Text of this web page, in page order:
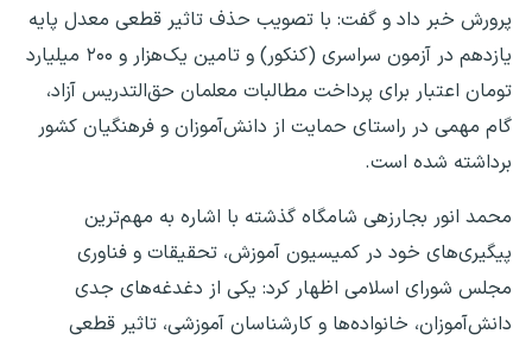
پرورش خبر داد و گفت: با تصویب حذف تاثیر قطعی معدل پایه
یازدهم در آزمون سراسری (کنکور) و تامین یک‌هزار و ۲۰۰ میلیارد
تومان اعتبار برای پرداخت مطالبات معلمان حق‌التدریس آزاد،
گام مهمی در راستای حمایت از دانش‌آموزان و فرهنگیان کشور
برداشته شده است.
محمد انور بجارزهی شامگاه گذشته با اشاره به مهم‌ترین
پیگیری‌های خود در کمیسیون آموزش، تحقیقات و فناوری
مجلس شورای اسلامی اظهار کرد: یکی از دغدغه‌های جدی
دانش‌آموزان، خانواده‌ها و کارشناسان آموزشی، تاثیر قطعی